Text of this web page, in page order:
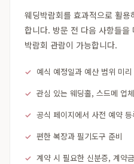
웨딩박람회를 효과적으로 활
합니다. 방문 전 다음 사항들
박람회 관람이 가능합니다.
예식 예정일과 예산 범위 미
관심 있는 웨딩홀, 스드메 업
공식 페이지에서 사전 예약
편한 복장과 필기도구 준비
계약 시 필요한 신분증, 계약